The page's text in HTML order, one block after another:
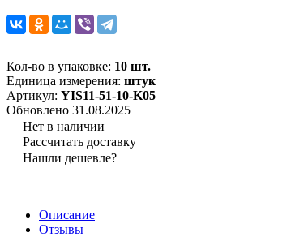
Кол-во в упаковке: 10 шт.
Единица измерения: штук
Артикул: YIS11-51-10-K05
Обновлено 31.08.2025
Нет в наличии
Рассчитать доставку
Нашли дешевле?
Описание
Отзывы